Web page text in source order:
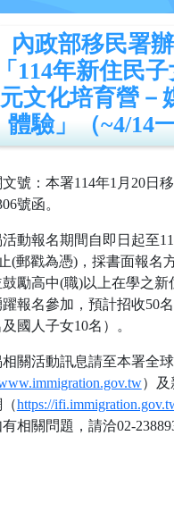
內政部移民署
「114年新住民
元文化培育營－
體驗」（~4/14一
號：本署114年1月20日
號函。
動報名期間自即日起至
(郵戳為憑)，採書面報名
勵高中(職)以上在學之新
躍報名參加，預計招收50
國人子女10名）。
關活動訊息請至本署全
）及
https://
相關問題，請洽02-